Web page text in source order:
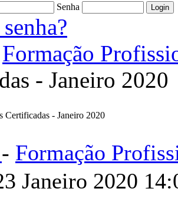
Senha
Formação
- Janeiro 2020
Certificadas - Janeiro 2020
- Formação
Janeiro 2020